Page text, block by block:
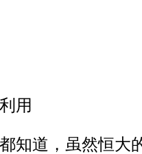
用
知道，虽然恒大